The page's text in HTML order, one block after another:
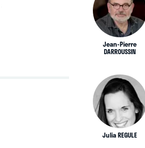
Jean-Pierre
DARROUSSIN
Julia REGULE